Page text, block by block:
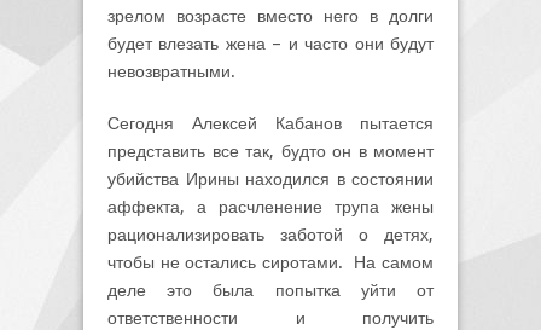
зрелом возрасте вместо него в долги
будет влезать жена – и часто они будут
невозвратными.
Сегодня Алексей Кабанов пытается
представить все так, будто он в момент
убийства Ирины находился в состоянии
аффекта, а расчленение трупа жены
рационализировать заботой о детях,
чтобы не остались сиротами. На самом
деле это была попытка уйти от
ответственности и получить